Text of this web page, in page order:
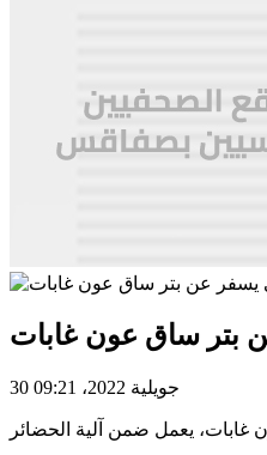
بتر ساق عون غابات
30 جويلية 2022، 09:21